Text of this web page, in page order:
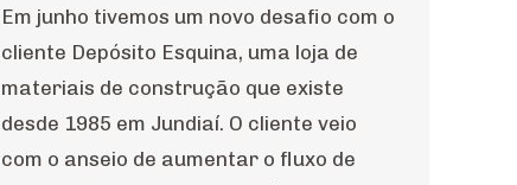
Em junho tivemos um novo desafio com o
cliente Depósito Esquina, uma loja de
materiais de construção que existe
desde 1985 em Jundiaí. O cliente veio
com o anseio de aumentar o fluxo de